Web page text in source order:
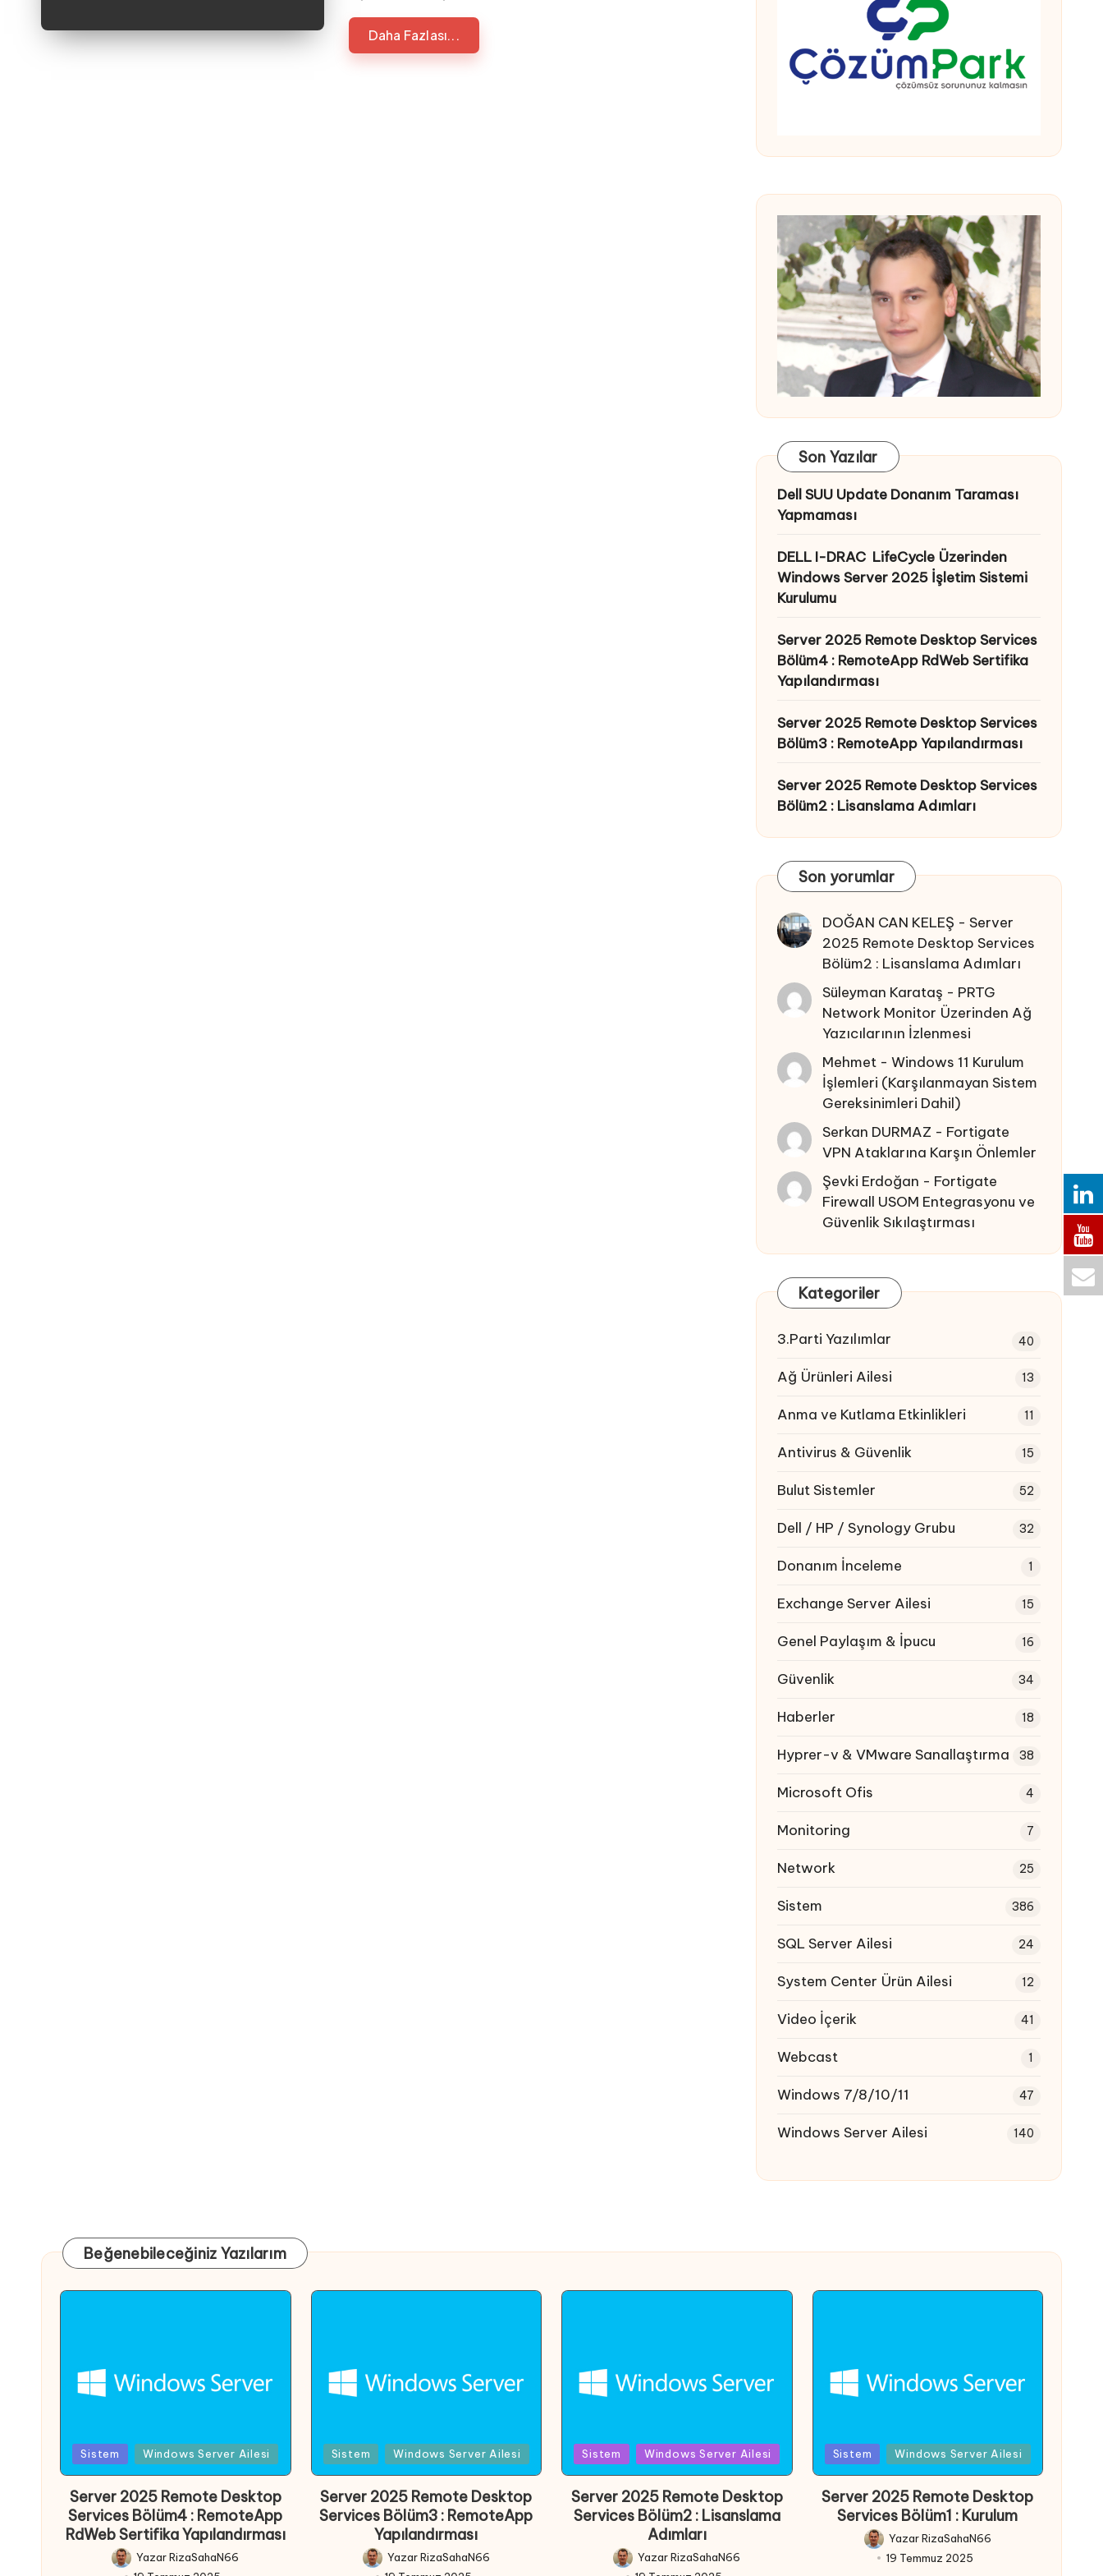
Daha Fazlası...
Son Yazılar
Dell SUU Update Donanım Taraması
Yapmaması
DELL I-DRAC LifeCycle Üzerinden
Windows Server 2025 İşletim Sistemi
Kurulumu
Server 2025 Remote Desktop Services
Bölüm4 : RemoteApp RdWeb Sertifika
Yapılandırması
Server 2025 Remote Desktop Services
Bölüm3 : RemoteApp Yapılandırması
Server 2025 Remote Desktop Services
Bölüm2 : Lisanslama Adımları
Son yorumlar
DOĞAN CAN KELEŞ -Server
2025 Remote Desktop Services
Bölüm2 : Lisanslama Adımları
Süleyman Karataş - PRTG
Network Monitor Üzerinden Ağ
Yazıcılarının İzlenmesi
Mehmet -Windows 11 Kurulum
İşlemleri (Karşılanmayan Sistem
Gereksinimleri Dahil)
Serkan DURMAZ - Fortigate
VPN Ataklarına Karşın Önlemler
Şevki Erdoğan - Fortigate
Firewall USOM Entegrasyonu ve
Güvenlik Sıkılaştırması
Kategoriler
3.Parti Yazılımlar 40
Ağ Ürünleri Ailesi 13
Anma ve Kutlama Etkinlikleri 11
Antivirus & Güvenlik 15
Bulut Sistemler 52
Dell / HP / Synology Grubu 32
Donanım İnceleme 1
Exchange Server Ailesi 15
Genel Paylaşım & İpucu 16
Güvenlik 34
Haberler 18
Hyprer-v & VMware Sanallaştırma 38
Microsoft Ofis 4
Monitoring 7
Network 25
Sistem 386
SQL Server Ailesi 24
System Center Ürün Ailesi 12
Video İçerik 41
Webcast 1
Windows 7/8/10/11 47
Windows Server Ailesi 140
Beğenebileceğiniz Yazılarım
Posted
in
Sistem Windows Server Ailesi
Server 2025 Remote Desktop
Services Bölüm4 : RemoteApp
RdWeb Sertifika Yapılandırması
Posted
YazarRizaSahaN66
Posted
in
Sistem Windows Server Ailesi
Server 2025 Remote Desktop
Services Bölüm3 : RemoteApp
Yapılandırması
Posted
YazarRizaSahaN66
Posted
in
Sistem Windows Server Ailesi
Server 2025 Remote Desktop
Services Bölüm2 : Lisanslama
Adımları
Posted
YazarRizaSahaN66
Posted
in
Sistem Windows Server Ailesi
Server 2025 Remote Desktop
Services Bölüm1 : Kurulum
Posted
YazarRizaSahaN66
19 Temmuz 2025